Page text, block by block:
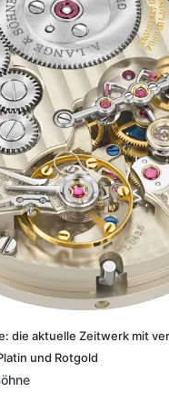
die aktuelle Zeitwerk mit
und Rotgold